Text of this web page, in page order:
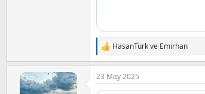
T
e
p
k
i
HasanTürkve Emirhan
23 May 2025